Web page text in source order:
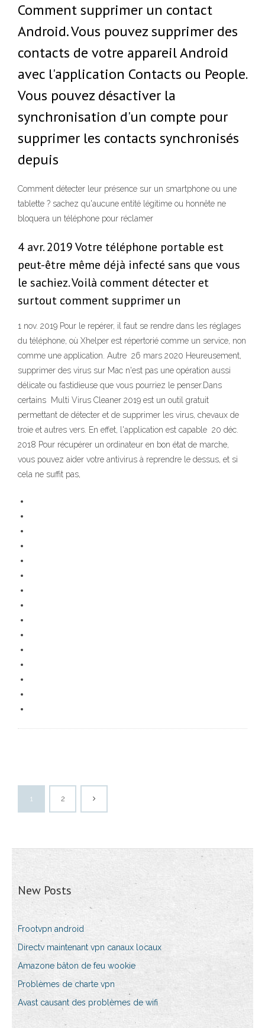
Comment supprimer un contact
Android. Vous pouvez supprimer des
contacts de votre appareil Android
avec l'application Contacts ou People.
Vous pouvez désactiver la
synchronisation d'un compte pour
supprimer les contacts synchronisés
depuis
Comment détecter leur présence sur un smartphone ou une
tablette ? sachez qu'aucune entité légitime ou honnête ne
bloquera un téléphone pour réclamer
4 avr. 2019 Votre téléphone portable est
peut-être même déjà infecté sans que vous
le sachiez. Voilà comment détecter et
surtout comment supprimer un
1 nov. 2019 Pour le repérer, il faut se rendre dans les réglages
du téléphone, où Xhelper est répertorié comme un service, non
comme une application. Autre 26 mars 2020 Heureusement,
supprimer des virus sur Mac n'est pas une opération aussi
délicate ou fastidieuse que vous pourriez le penser.Dans
certains Multi Virus Cleaner 2019 est un outil gratuit
permettant de détecter et de supprimer les virus, chevaux de
troie et autres vers. En effet, l'application est capable 20 déc.
2018 Pour récupérer un ordinateur en bon état de marche,
vous pouvez aider votre antivirus à reprendre le dessus, et si
cela ne suffit pas,
1 2
New Posts
Frootvpn android
Directv maintenant vpn canaux locaux
Amazone bâton de feu wookie
Problèmes de charte vpn
Avast causant des problèmes de wifi